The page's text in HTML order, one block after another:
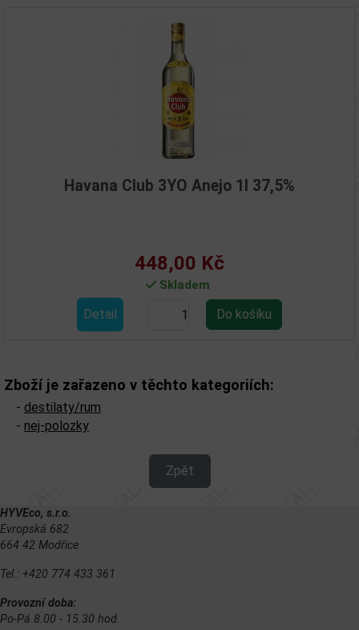
Havana Club 3YO Anejo 1l 37,5%
448,00 Kč
Skladem
Detail
Zboží je zařazeno v těchto kategoriích:
- destilaty/rum
- nej-polozky
Zpět
HYVEco, s.r.o.
Evropská 682
664 42 Modřice
Tel.: +420 774 433 361
Provozní doba:
Po-Pá 8.00 - 15.30 hod.